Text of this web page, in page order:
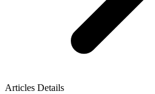
Articles Details